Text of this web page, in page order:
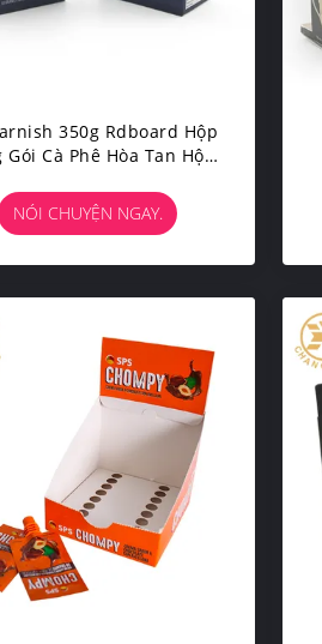
350g Rdboard Hộp
Gói Cà Phê Hòa Tan Hộp
Trường
NÓI CHUYỆN NGAY.